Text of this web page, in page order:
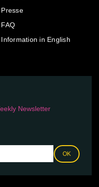
Presse
FAQ
Information in English
Newsletter
OK